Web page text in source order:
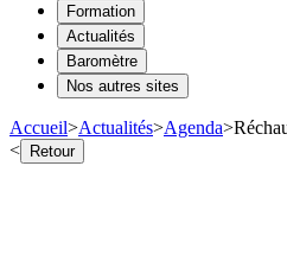
Formation
Actualités
Baromètre
Nos autres sites
Accueil>Actualités>Agenda>
< Retour